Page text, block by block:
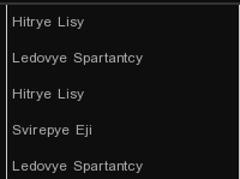
Hitrye Lisy
Ledovye Spartantcy
Hitrye Lisy
Svirepye Eji
Ledovye Spartantcy